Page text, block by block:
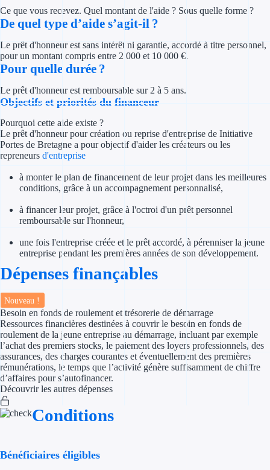
Exonération
Prêts publics
Prêt
Garantie
Par financeur
Ce que vous recevez. Quel montant de l'aide ? Sous quelle forme ?
De quel type d’aide s’agit-il ?
Le prêt d'honneur est sans intérêt ni garantie, accordé à titre personnel,
pour un montant compris entre 2 000 et 10 000 €.
Pour quelle durée ?
Le prêt d'honneur est remboursable sur 2 à 5 ans.
Objectifs et priorités du financeur
Pourquoi cette aide existe ?
Le prêt d'honneur pour création ou reprise d'entreprise de Initiative
Portes de Bretagne a pour objectif d'aider les créateurs ou les
repreneurs d'entreprise
à monter le plan de financement de leur projet dans les meilleures
conditions, grâce à un accompagnement personnalisé,
à financer leur projet, grâce à l'octroi d'un prêt personnel
remboursable sur l'honneur,
une fois l'entreprise créée et le prêt accordé, à pérenniser la jeune
entreprise pendant les premières années de son développement.
Dépenses finançables
Nouveau !
Besoin en fonds de roulement et trésorerie de démarrage
Ressources financières destinées à couvrir le besoin en fonds de
roulement de la jeune entreprise au démarrage, incluant par exemple
l’achat des premiers stocks, le paiement des loyers professionnels, des
assurances, des charges courantes et éventuellement des premières
rémunérations, le temps que l’activité génère suffisamment de chiffre
d’affaires pour s’autofinancer.
Découvrir les autres dépenses
Conditions
Bénéficiaires éligibles